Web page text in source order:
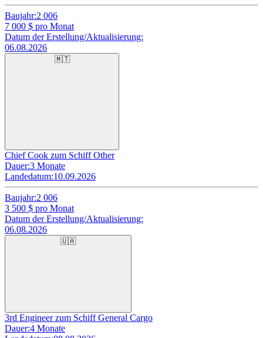
Baujahr:2 006
7 000 $ pro Monat
Datum der Erstellung/Aktualisierung:
06.08.2026
🇲🇹
Chief Cook zum Schiff Other
Dauer:3 Monate
Landedatum:10.09.2026
Baujahr:2 006
3 500 $ pro Monat
Datum der Erstellung/Aktualisierung:
06.08.2026
🇺🇦
3rd Engineer zum Schiff General Cargo
Dauer:4 Monate